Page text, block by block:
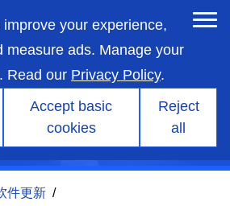
your experience,
measure ads. Manage your
Read our Privacy Policy.
Accept basic
cookies
Reject
all
2023.1
件更新 /